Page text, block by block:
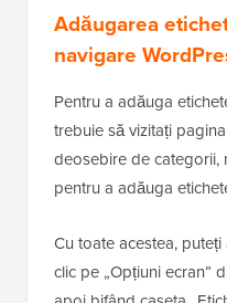
Adăugarea
navigare
Pentru a adăuga
trebuie să vizitați pagina
deosebire de categorii,
pentru a adăuga
Cu toate acestea,
clic pe „Opțiuni ecran”